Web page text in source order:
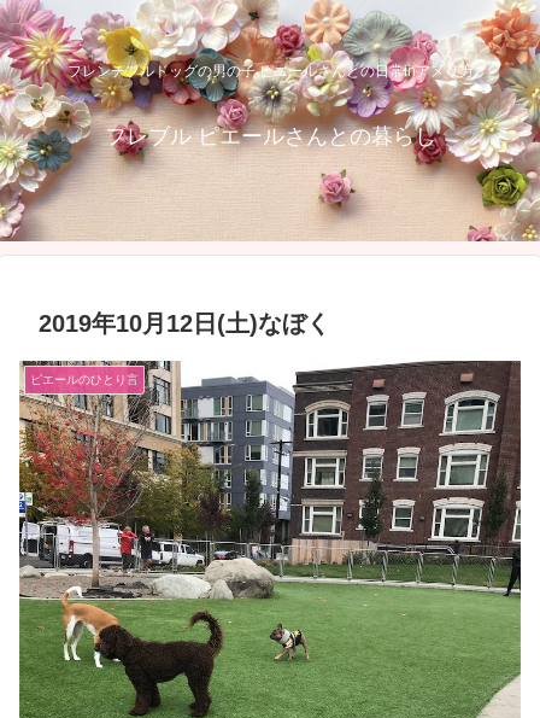
フレンチブルドッグの男の子 ピエールさんとの日常inアメリカ
フレブル ピエールさんとの暮らし
2019年10月12日(土)なぼく
ピエールのひとり言